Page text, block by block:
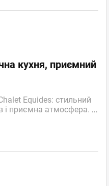
кухня, приємний
Equides: стильний
і приємна атмосфера. ...